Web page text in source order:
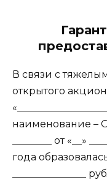
В связи с
открытого
наименование –
________ от «__»
года
_______________